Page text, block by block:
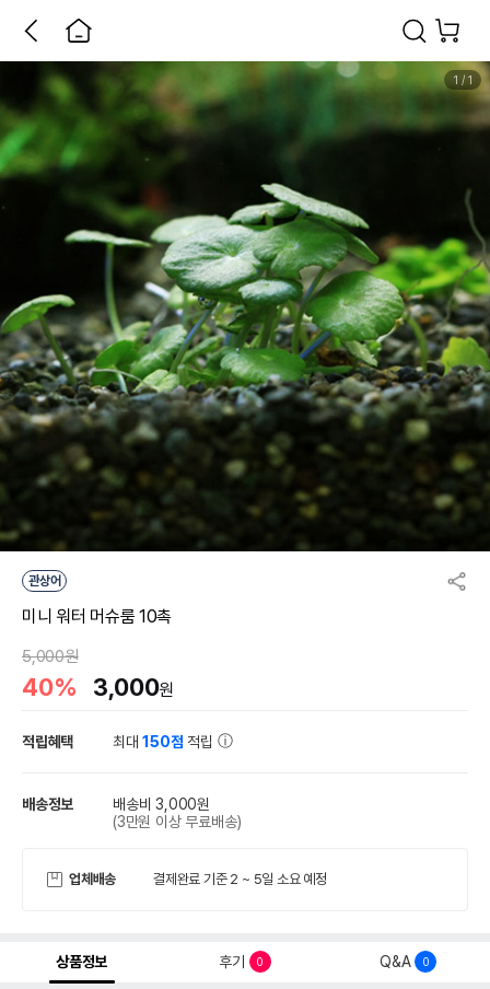
1 / 1
관상어
미니 워터 머슈룸 10촉
5,000원
40% 3,000원
적립혜택 최대150점 적립
배송정보
배송비 3,000원
(3만원 이상 무료배송)
업체배송 결제완료 기준 2 ~ 5일 소요 예정
상품정보 후기 0 Q&A 0